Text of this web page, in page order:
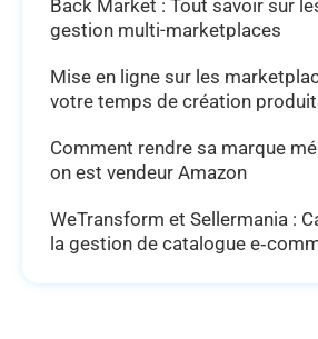
Back Market : Tout savoir sur
gestion multi-marketplaces
Mise en ligne sur les
votre temps de création
Comment rendre sa marque
on est vendeur Amazon
WeTransform et Sellermania :
la gestion de catalogue